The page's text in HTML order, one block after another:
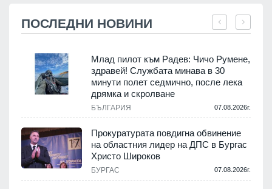
ПОСЛЕДНИ НОВИНИ
Млад пилот към Радев: Чичо Румене,
здравей! Службата минава в 30
минути полет седмично, после лека
дрямка и скролване
БЪЛГАРИЯ 07.08.2026г.
Прокуратурата повдигна обвинение
на областния лидер на ДПС в Бургас
Христо Широков
БУРГАС 07.08.2026г.